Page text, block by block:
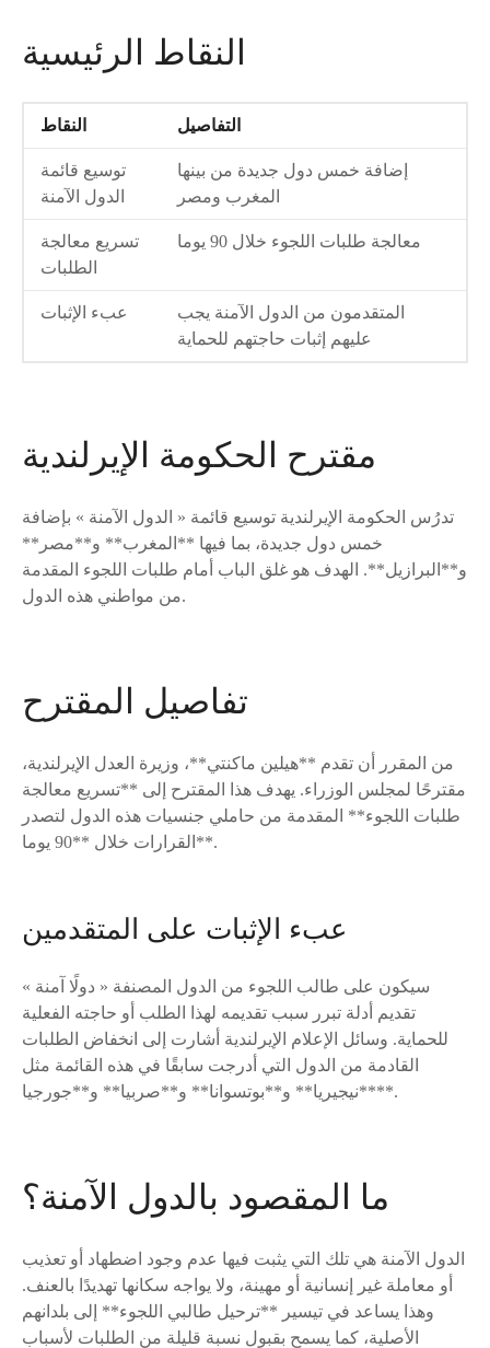
النقاط الرئيسية
النقاط التفاصيل
توسيع قائمة
الدول الآمنة
إضافة خمس دول جديدة من بينها
المغرب ومصر
تسريع معالجة
الطلبات
معالجة طلبات اللجوء خلال 90 يوما
عبء الإثبات
المتقدمون من الدول الآمنة يجب
عليهم إثبات حاجتهم للحماية
مقترح الحكومة الإيرلندية
تدرُس الحكومة الإيرلندية توسيع قائمة « الدول الآمنة » بإضافة
خمس دول جديدة، بما فيها **المغرب** و**مصر**
و**البرازيل**. الهدف هو غلق الباب أمام طلبات اللجوء المقدمة
من مواطني هذه الدول.
تفاصيل المقترح
من المقرر أن تقدم **هيلين ماكنتي**، وزيرة العدل الإيرلندية،
مقترحًا لمجلس الوزراء. يهدف هذا المقترح إلى **تسريع معالجة
طلبات اللجوء** المقدمة من حاملي جنسيات هذه الدول لتصدر
القرارات خلال **90 يوما**.
عبء الإثبات على المتقدمين
سيكون على طالب اللجوء من الدول المصنفة « دولًا آمنة »
تقديم أدلة تبرر سبب تقديمه لهذا الطلب أو حاجته الفعلية
للحماية. وسائل الإعلام الإيرلندية أشارت إلى انخفاض الطلبات
القادمة من الدول التي أدرجت سابقًا في هذه القائمة مثل
**نيجيريا** و**بوتسوانا** و**صربيا** و**جورجيا**.
ما المقصود بالدول الآمنة؟
الدول الآمنة هي تلك التي يثبت فيها عدم وجود اضطهاد أو تعذيب
أو معاملة غير إنسانية أو مهينة، ولا يواجه سكانها تهديدًا بالعنف.
وهذا يساعد في تيسير **ترحيل طالبي اللجوء** إلى بلدانهم
الأصلية، كما يسمح بقبول نسبة قليلة من الطلبات لأسباب